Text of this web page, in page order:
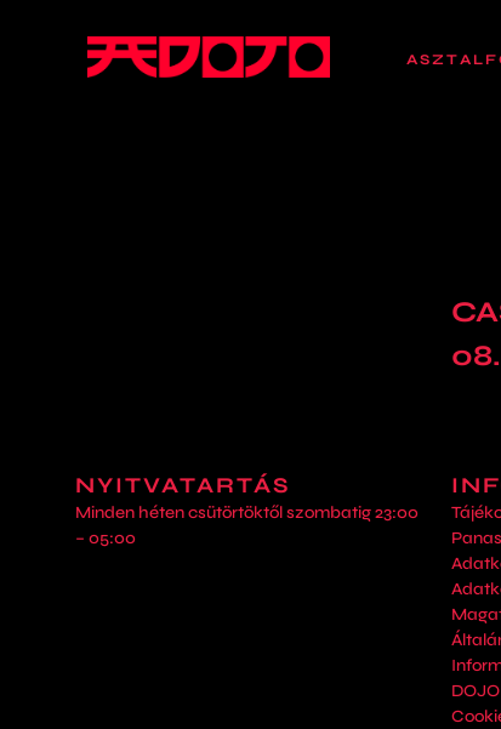
NYITVATARTÁS
Minden héten csütörtöktől szombatig 23:00
– 05:00